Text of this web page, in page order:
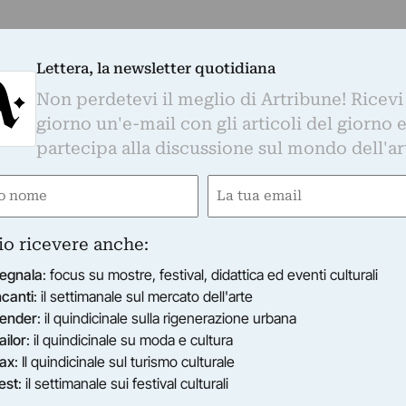
È sufficientecliccare quiper
sempre aggiornati
di Artribune! Ricevi ogni giorno un'e-mail con
alla discussione sul mondo dell'arte.
Email
Lettera, la newsletter quotidiana
Non perdetevi il meglio di Artribune! Ricevi
giorno un'e-mail con gli articoli del giorno e
partecipa alla discussione sul mondo
Email
ricevere anche:
: focus su mostre, festival, didattica ed eventi culturali
: il settimanale sul mercato dell'arte
: il quindicinale sulla rigenerazione urbana
: il quindicinale su moda e cultura
: Il quindicinale sul turismo culturale
: il settimanale sui festival culturali